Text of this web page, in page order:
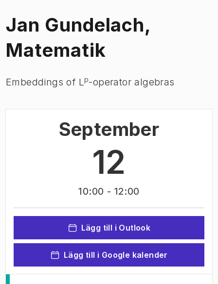
Jan Gundelach,
Matematik
Embeddings of Lp-operator algebras
September
12
10:00 - 12:00
Lägg till i Outlook
Lägg till i Google kalender